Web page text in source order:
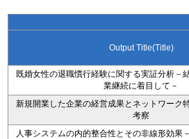
Output Title(Title)
既婚女性の退職慣行経験に関する実証分析－
業継続に着目して－
新規開業した企業の経営成果とネットワーク
考察
人事システムの内的整合性とその非線形効果